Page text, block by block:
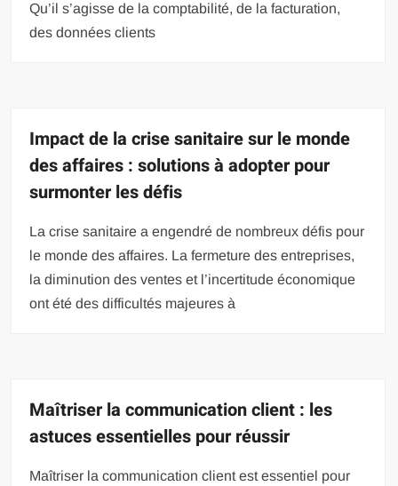
Qu’il s’agisse de la comptabilité, de la facturation,
des données clients
Impact de la crise sanitaire sur le monde
des affaires : solutions à adopter pour
surmonter les défis
La crise sanitaire a engendré de nombreux défis pour
le monde des affaires. La fermeture des entreprises,
la diminution des ventes et l’incertitude économique
ont été des difficultés majeures à
Maîtriser la communication client : les
astuces essentielles pour réussir
Maîtriser la communication client est essentiel pour